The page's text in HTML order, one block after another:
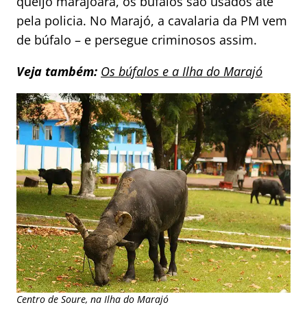
pela policia. No Marajó, a cavalaria da PM vem
de búfalo – e persegue criminosos assim.
Veja também: Os búfalos e a Ilha do Marajó
Centro de Soure, na Ilha do Marajó